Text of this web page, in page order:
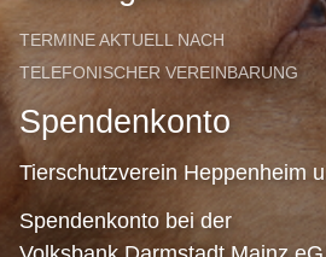
TERMINE AKTUELL NACH
TELEFONISCHER VEREINBARUNG
Spendenkonto
Tierschutzverein Heppenheim
Spendenkonto bei der